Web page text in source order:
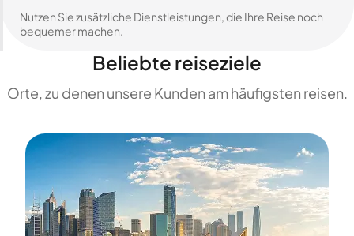
Nutzen Sie zusätzliche Dienstleistungen, die Ihre Reise noch
bequemer machen.
Beliebte reiseziele
Orte, zu denen unsere Kunden am häufigsten reisen.